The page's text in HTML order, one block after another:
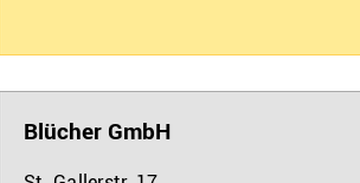
Blücher GmbH